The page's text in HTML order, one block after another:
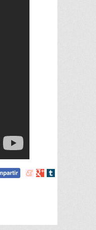
Compartir
Compartir
Compartir